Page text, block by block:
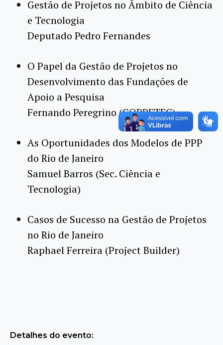
Gestão de Projetos no Âmbito de Ciência
e Tecnologia
Deputado Pedro Fernandes
O Papel da Gestão de Projetos no
Desenvolvimento das Fundações de
Apoio a Pesquisa
Fernando Peregrino (COPPETEC)
As Oportunidades dos Modelos de PPP
do Rio de Janeiro
Samuel Barros (Sec. Ciência e
Tecnologia)
Casos de Sucesso na Gestão de Projetos
no Rio de Janeiro
Raphael Ferreira (Project Builder)
Detalhes do evento: